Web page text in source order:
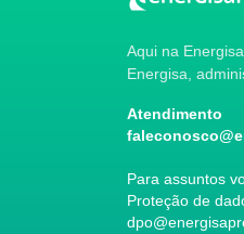
Aqui na
Energisa,
Atendimento
Para assuntos
Proteção de